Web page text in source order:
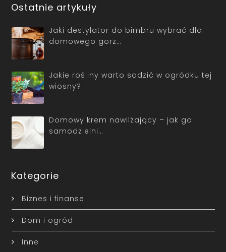
Ostatnie artykuły
Jaki destylator do bimbru wybrać dla
domowego gorz…
Jakie rośliny warto sadzić w ogródku tej
wiosny?
Domowy krem nawilżający – jak go
samodzielni…
Kategorie
Biznes i finanse
Dom i ogród
Inne